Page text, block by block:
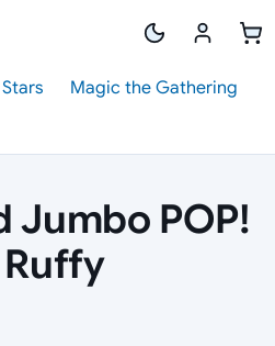
Magic the Gathering
Jumbo POP!